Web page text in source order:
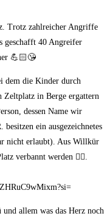
Trotz zahlreicher Angriffe
geschafft 40 Angreifer
💪🏻😘
dem die Kinder durch
Zeltplatz in Berge ergattern
dessen Name wir
ein ausgezeichnetes
nicht erlaubt). Aus Willkür
verbannt werden 🙅‍♀.
allem was das Herz noch